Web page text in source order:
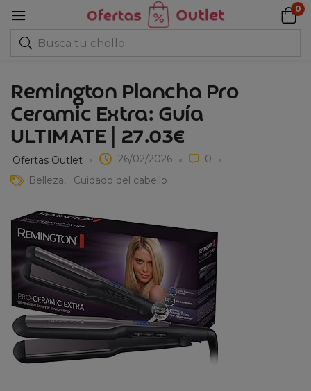
0
Remington Plancha Pro
Ceramic Extra: Guía
ULTIMATE | 27.03€
Ofertas Outlet 26/02/2026
0
Belleza
Cuidado del cabello